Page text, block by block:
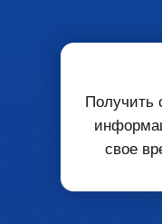
Получить
свое